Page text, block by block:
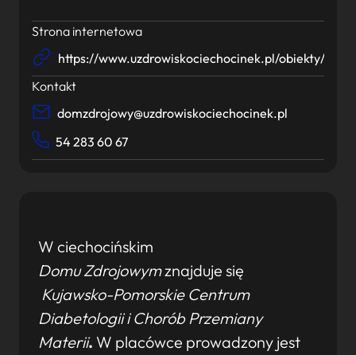
W ciechocińskim
Domu Zdrojowymznajduje się
Kujawsko-Pomorskie Centrum
Diabetologii i Chorób Przemiany
Materii. W placówce prowadzony jest
Strona internetowa
https://www.uzdrowiskociechocinek.pl/obiekty/
Kontakt
domzdrojowy@uzdrowiskociechocinek.pl
54 283 60 67